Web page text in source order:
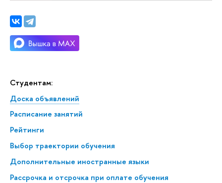
Студентам:
Доска объявлений
Расписание занятий
Рейтинги
Выбор траектории обучения
Дополнительные иностранные языки
Рассрочка и отсрочка при оплате обучения